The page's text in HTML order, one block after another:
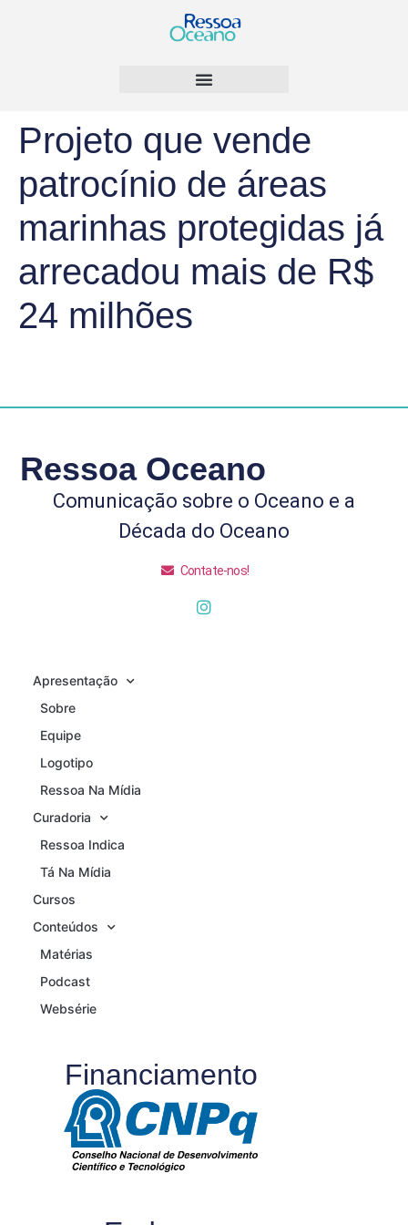
Projeto que vende
patrocínio de áreas
marinhas protegidas já
arrecadou mais de R$
24 milhões
Ressoa Oceano
Comunicação sobre o Oceano e a
Década do Oceano
Contate-nos!
Apresentação
Sobre
Equipe
Logotipo
Ressoa Na Mídia
Curadoria
Ressoa Indica
Tá Na Mídia
Cursos
Conteúdos
Matérias
Podcast
Websérie
Financiamento